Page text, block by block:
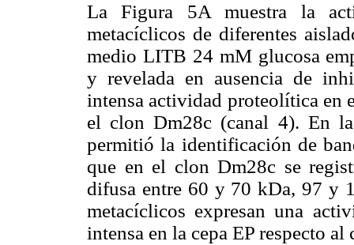
La Figura 5A muestra la
metacíclicos de diferentes
medio LITB 24 mM glucosa
y revelada en ausencia de
intensa actividad proteolítica en
el clon Dm28c (canal 4). En
permitió la identificación de
que en el clon Dm28c se
difusa entre 60 y 70 kDa, 97 y
metacíclicos expresan una
intensa en la cepa EP respecto